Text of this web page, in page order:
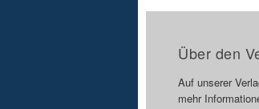
Über den
Auf unserer
mehr